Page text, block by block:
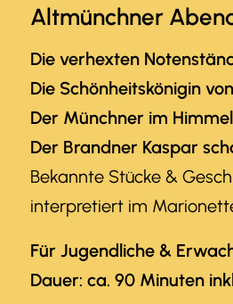
Altmünchner
Die verhexten
Die Schönheitskönigin
Der Münchner im Himmel
Der Brandner Kaspar
Bekannte Stücke &
interpretiert im
Für Jugendliche &
Dauer: ca. 90 Minuten